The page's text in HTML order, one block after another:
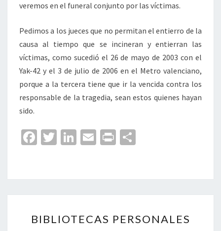
veremos en el funeral conjunto por las víctimas.
Pedimos a los jueces que no permitan el entierro de la
causa al tiempo que se incineran y entierran las
víctimas, como sucedió el 26 de mayo de 2003 con el
Yak-42 y el 3 de julio de 2006 en el Metro valenciano,
porque a la tercera tiene que ir la vencida contra los
responsable de la tragedia, sean estos quienes hayan
sido.
Fa
o
o
k
T
er
Li
dI
n
E
l
Pr
p
ar
tir
PERSONALES
BIBLIOTECAS PERSONALES